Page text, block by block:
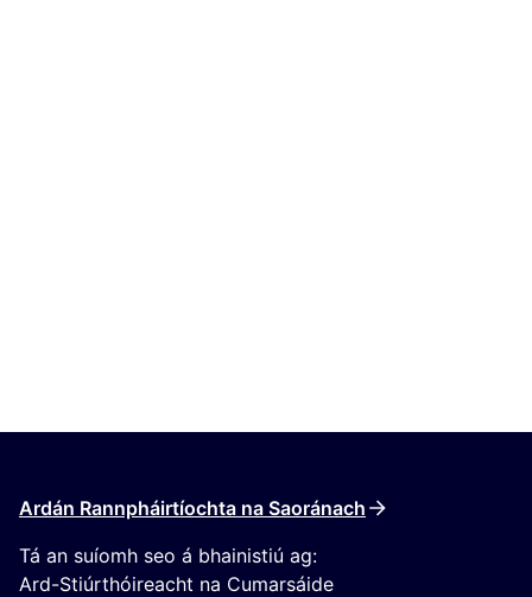
Ardán Rannpháirtíochta na Saoránach
Tá an suíomh seo á bhainistiú ag:
Ard-Stiúrthóireacht na Cumarsáide